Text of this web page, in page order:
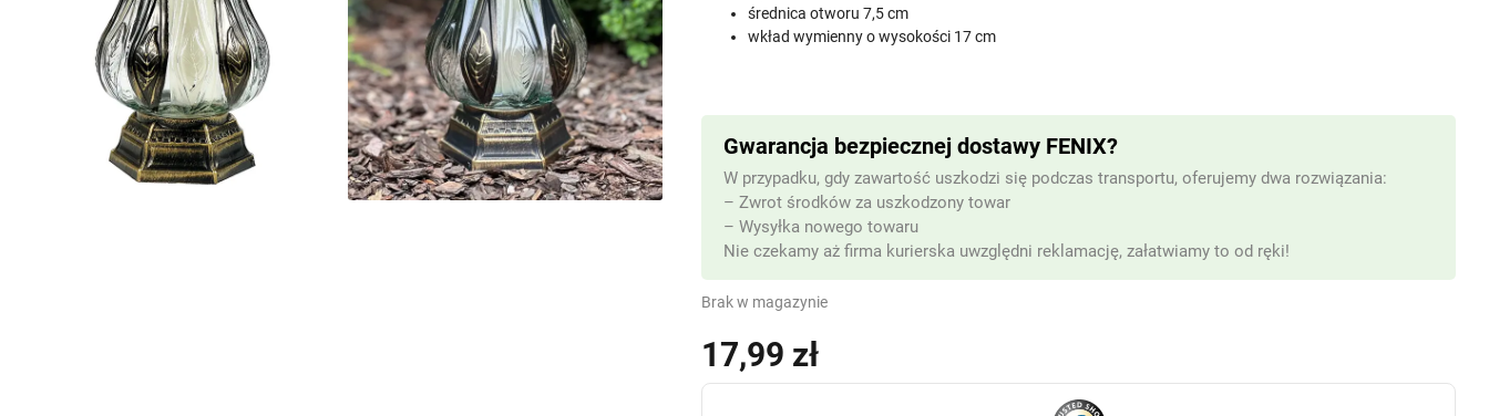
17,99 zł
średnica otworu 7,5 cm
wkład wymienny o wysokości 17 cm
Brak w magazynie
Gwarancja bezpiecznej dostawy FENIX?
W przypadku, gdy zawartość uszkodzi się podczas transportu, oferujemy dwa rozwiązania:
– Zwrot środków za uszkodzony towar
– Wysyłka nowego towaru
Nie czekamy aż firma kurierska uwzględni reklamację, załatwiamy to od ręki!